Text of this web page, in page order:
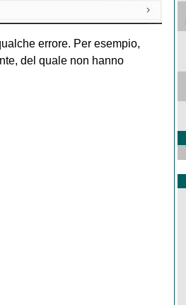
errore. Per esempio,
del quale non hanno